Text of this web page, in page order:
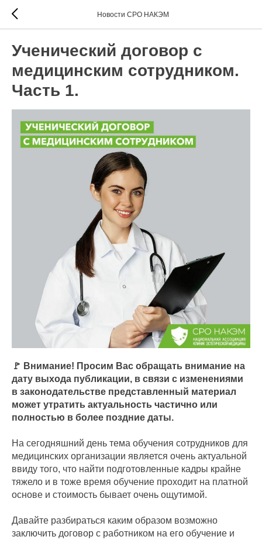
Новости СРО НАКЭМ
Ученический договор с
медицинским сотрудником.
Часть 1.
🚩 Внимание! Просим Вас обращать внимание на
дату выхода публикации, в связи с изменениями
в законодательстве представленный материал
может утратить актуальность частично или
полностью в более поздние даты.
На сегодняшний день тема обучения сотрудников для
медицинских организации является очень актуальной
ввиду того, что найти подготовленные кадры крайне
тяжело и в тоже время обучение проходит на платной
основе и стоимость бывает очень ощутимой.
Давайте разбираться каким образом возможно
заключить договор с работником на его обучение и